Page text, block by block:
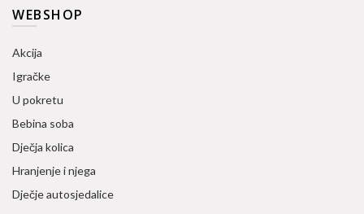
WEBSHOP
Akcija
Igračke
U pokretu
Bebina soba
Dječja kolica
Hranjenje i njega
Dječje autosjedalice